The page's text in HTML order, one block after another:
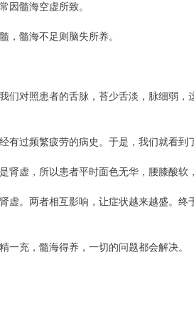
因髓海空虚所致。
髓海不足则脑失所养。
们对照患者的舌脉，苔少舌淡，脉细弱，
过频繁疲劳的病史。于是，我们就看到
虚，所以患者平时面色无华，腰膝酸软
虚。两者相互影响，让症状越来越盛。终
充，髓海得养，一切的问题都会解决。